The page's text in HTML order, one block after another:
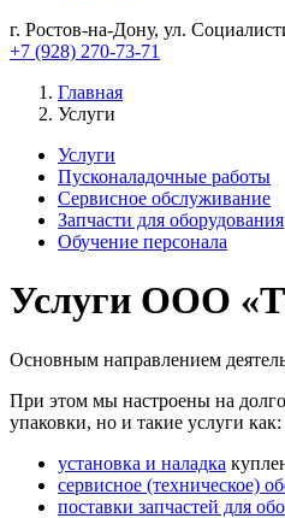
г. Ростов-на-Дону, ул.
+7 (928) 270-73-71
Главная
Услуги
Услуги
Пусконаладочные работы
Сервисное обслуживание
Запчасти для оборудования
Обучение персонала
Услуги ООО
Основным направлением
При этом мы настроены на
упаковки, но и такие услуги как:
установка и наладка
сервисное (техническое)
поставки запчастей для